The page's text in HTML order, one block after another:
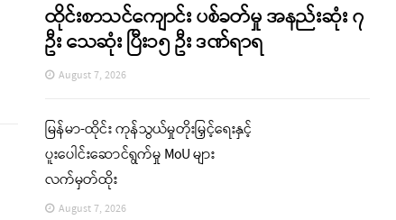
ထိုင်းစာသင်ကျောင်း ပစ်ခတ်မှု အနည်းဆုံး ၇
ဦး သေဆုံး ပြီး၁၅ ဦး ဒဏ်ရာရ
August 7, 2026
မြန်မာ-ထိုင်း ကုန်သွယ်မှုတိုးမြှင့်ရေးနှင့်
ပူးပေါင်းဆောင်ရွက်မှု MoU များ
လက်မှတ်ထိုး
August 7, 2026